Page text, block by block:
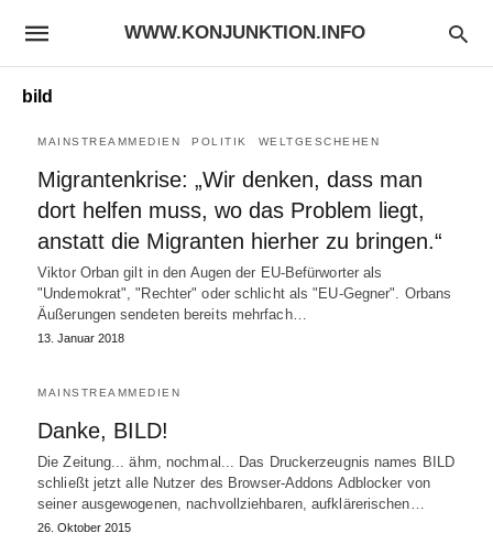
WWW.KONJUNKTION.INFO
bild
MAINSTREAMMEDIEN POLITIK WELTGESCHEHEN
Migrantenkrise: „Wir denken, dass man
dort helfen muss, wo das Problem liegt,
anstatt die Migranten hierher zu bringen.“
Viktor Orban gilt in den Augen der EU-Befürworter als
"Undemokrat", "Rechter" oder schlicht als "EU-Gegner". Orbans
Äußerungen sendeten bereits mehrfach…
13. Januar 2018
MAINSTREAMMEDIEN
Danke, BILD!
Die Zeitung... ähm, nochmal... Das Druckerzeugnis names BILD
schließt jetzt alle Nutzer des Browser-Addons Adblocker von
seiner ausgewogenen, nachvollziehbaren, aufklärerischen…
26. Oktober 2015